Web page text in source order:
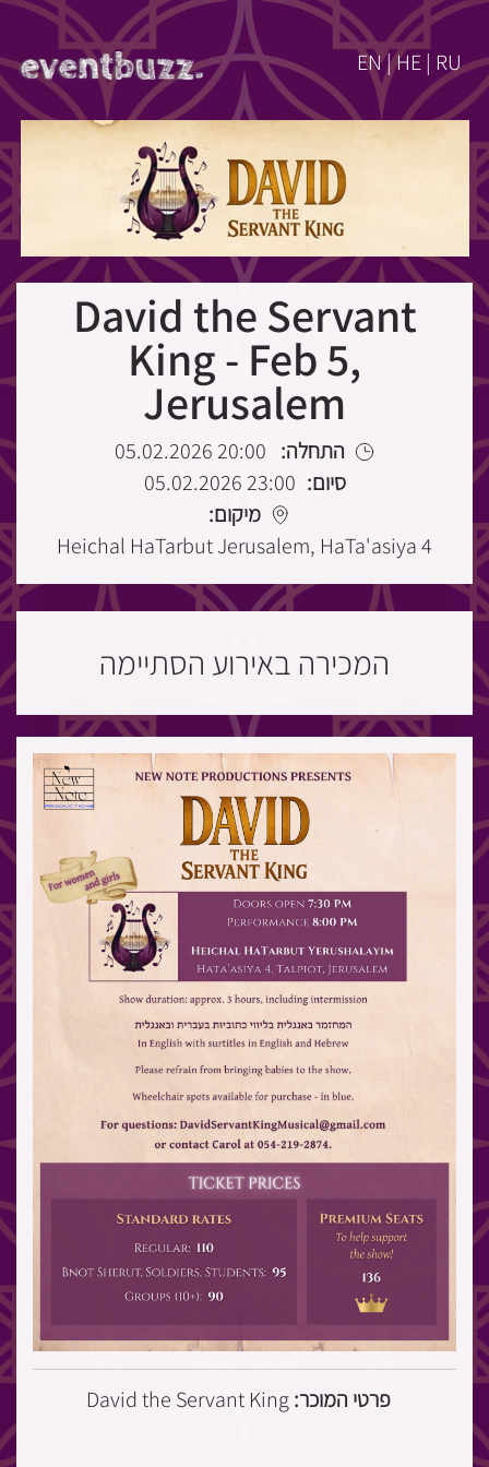
EN | HE | RU
David the Servant
King - Feb 5,
Jerusalem
התחלה: 20:00 05.02.2026
סיום: 23:00 05.02.2026
מיקום:
Heichal HaTarbut Jerusalem, HaTa'asiya 4
המכירה באירוע הסתיימה
פרטי המוכר:David the Servant King